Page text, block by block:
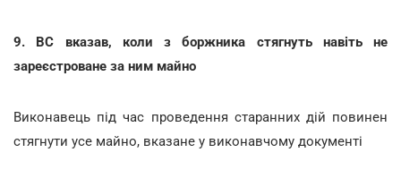
9. ВС вказав, коли з боржника стягнуть навіть не
зареєстроване за ним майно
Виконавець під час проведення старанних дій повинен
стягнути усе майно, вказане у виконавчому документі